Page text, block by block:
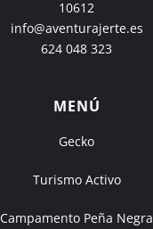
10612
info@aventurajerte.es
624 048 323
MENÚ
Gecko
Turismo Activo
Campamento Peña Negra